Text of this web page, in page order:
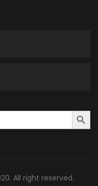
Search Button
All right reserved.